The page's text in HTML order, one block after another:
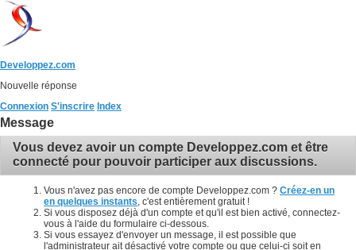
Developpez.com
Nouvelle réponse
Connexion S'inscrire Index
Message
Vous devez avoir un compte Developpez.com et être
connecté pour pouvoir participer aux discussions.
Vous n'avez pas encore de compte Developpez.com ? Créez-en un
en quelques instants , c'est entièrement gratuit !
Si vous disposez déjà d'un compte et qu'il est bien activé, connectez-
vous à l'aide du formulaire ci-dessous.
Si vous essayez d'envoyer un message, il est possible que
l'administrateur ait désactivé votre compte ou que celui-ci soit en